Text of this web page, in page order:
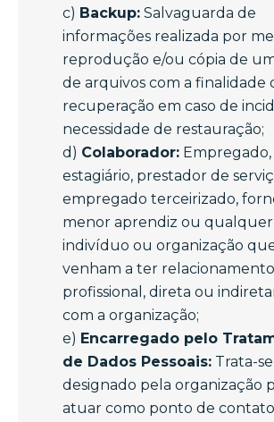
c) Backup: Salvaguarda de
informações realizada por
reprodução e/ou cópia de
de arquivos com a finalidade
recuperação em caso de
necessidade de restauração;
d) Colaborador: Empregado,
estagiário, prestador de
empregado terceirizado,
menor aprendiz ou
indivíduo ou organização
venham a ter relacionamento
profissional, direta ou
com a organização;
e) Encarregado pelo
de Dados Pessoais: Trata-
designado pela organização
atuar como ponto de